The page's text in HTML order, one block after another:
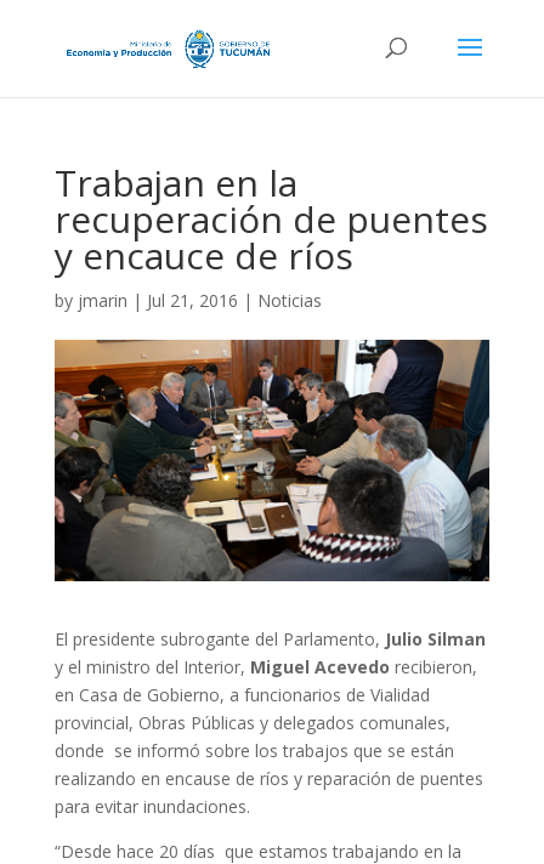
Trabajan en la
recuperación de puentes
y encauce de ríos
by jmarin | Jul 21, 2016 | Noticias
El presidente subrogante del Parlamento, Julio Silman
y el ministro del Interior, Miguel Acevedo recibieron,
en Casa de Gobierno, a funcionarios de Vialidad
provincial, Obras Públicas y delegados comunales,
donde se informó sobre los trabajos que se están
realizando en encause de ríos y reparación de puentes
para evitar inundaciones.
“Desde hace 20 días que estamos trabajando en la